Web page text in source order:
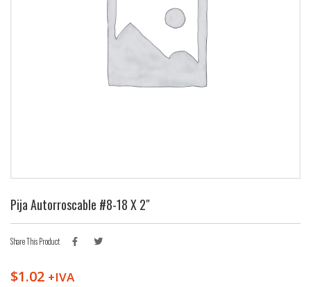
Pija Autorroscable #8-18 X 2″
Share This Product
$1.02 +IVA